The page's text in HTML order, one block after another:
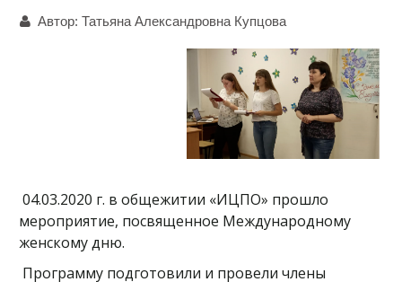
Автор: Татьяна Александровна Купцова
04.03.2020 г. в общежитии «ИЦПО» прошло
мероприятие, посвященное Международному
женскому дню.
Программу подготовили и провели члены